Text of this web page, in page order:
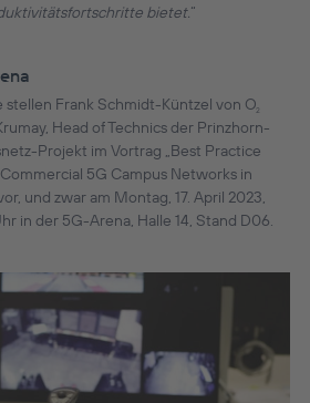
bietet.“
stellen Frank Schmidt-Küntzel von O2
Head of Technics der Prinzhorn-
Projekt im Vortrag „Best Practice
5G Campus Networks in
und zwar am Montag, 17. April 2023,
in der 5G-Arena, Halle 14, Stand D06.